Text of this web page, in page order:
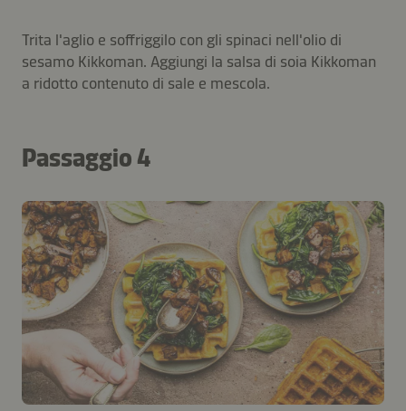
Trita l'aglio e soffriggilo con gli spinaci nell'olio di
sesamo Kikkoman. Aggiungi la salsa di soia Kikkoman
a ridotto contenuto di sale e mescola.
Passaggio 4